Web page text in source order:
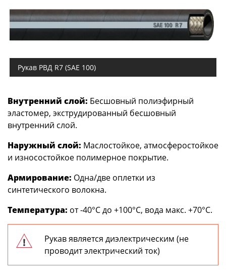
Рукав РВД R7 (SAE 100)
Внутренний слой: Бесшовный полиэфирный
эластомер, экструдированный бесшовный
внутренний слой.
Наружный слой: Маслостойкое, атмосферостойкое
и износостойкое полимерное покрытие.
Армирование: Одна/две оплетки из
синтетического волокна.
Температура: от -40°С до +100°С, вода макс. +70°С.
Рукав является диэлектрическим (не
проводит электрический ток)